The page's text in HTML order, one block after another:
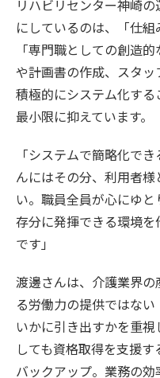
リハビリセンター神崎
にしているのは、「仕
「専門職としての創造
や計画書の作成、スタ
積極的にシステム化す
最小限に抑えています。
「システムで簡略化で
んにはその分、利用者
い。職員全員が心にゆ
存分に発揮できる環境
です」
渡邊さんは、介護業界
る労働力の提供ではな
いかに引き出すかを重
しても資格取得を支援
バックアップ。業務の